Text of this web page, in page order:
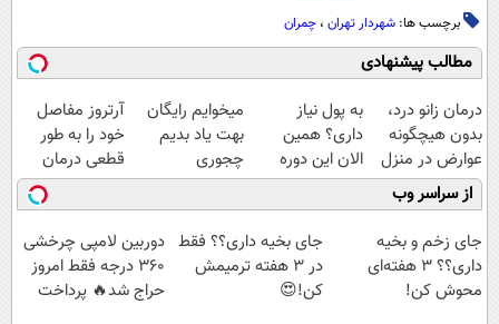
برچسب ها: شهردار تهران ، چمران
مطالب پیشنهادی
درمان زانو درد،
بدون هیچگونه
عوارض در منزل
(◂پرسش‌نامه)
به پول نیاز
داری؟ همین
الان این دوره
رایگان رو شرکت
کن تا دیر نشده!
میخوایم رایگان
بهت یاد بدیم
چجوری
پولدارشی! باور
نداری امتحانش
مجانیه
آرتروز مفاصل
خود را به طور
قطعی درمان
کنید!
◗پرسش‌نامه◖
از سراسر وب
جای زخم و بخیه
داری؟؟ 3 هفته‌ای
محوش کن!
جای بخیه داری؟؟ فقط
در 3 هفته ترمیمش
کن!😍
دوربین لامپی چرخشی
360 درجه فقط امروز
حراج شد🔥 پرداخت